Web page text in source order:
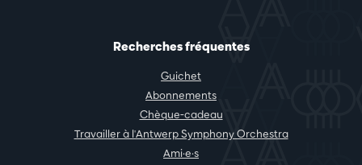
Recherches fréquentes
Guichet
Abonnements
Chèque-cadeau
Travailler à l'Antwerp Symphony Orchestra
Ami·e·s